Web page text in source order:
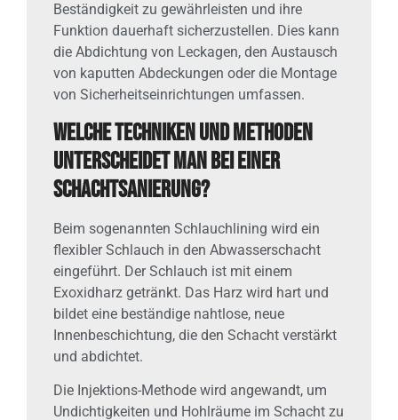
Beständigkeit zu gewährleisten und ihre
Funktion dauerhaft sicherzustellen. Dies kann
die Abdichtung von Leckagen, den Austausch
von kaputten Abdeckungen oder die Montage
von Sicherheitseinrichtungen umfassen.
Welche Techniken und Methoden
unterscheidet man bei einer
Schachtsanierung?
Beim sogenannten Schlauchlining wird ein
flexibler Schlauch in den Abwasserschacht
eingeführt. Der Schlauch ist mit einem
Exoxidharz getränkt. Das Harz wird hart und
bildet eine beständige nahtlose, neue
Innenbeschichtung, die den Schacht verstärkt
und abdichtet.
Die Injektions-Methode wird angewandt, um
Undichtigkeiten und Hohlräume im Schacht zu